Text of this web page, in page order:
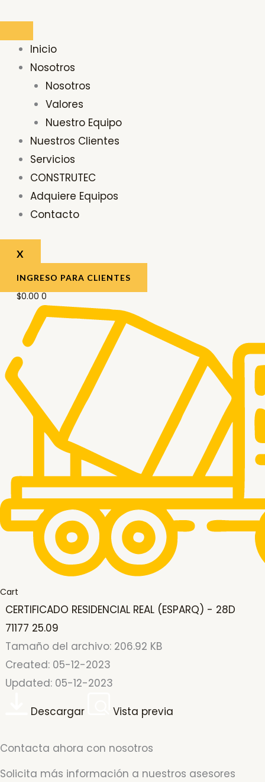
contenido
Inicio
Nosotros
Nosotros
Valores
Nuestro Equipo
Nuestros Clientes
Servicios
CONSTRUTEC
Adquiere Equipos
Contacto
X
INGRESO PARA CLIENTES
$0.00 0
Cart
CERTIFICADO RESIDENCIAL REAL (ESPARQ) - 28D
71177 25.09
Tamaño del archivo: 206.92 KB
Created: 05-12-2023
Updated: 05-12-2023
Descargar
Vista previa
Contacta ahora con nosotros
Solicita más información a nuestros asesores